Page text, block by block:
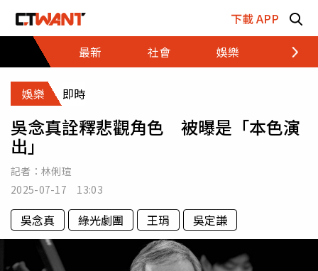
下載 APP
最新
社會 娛樂 財經
娛樂 即時
吳念真詮釋悲觀角色 被曝是「本色演
出」
記者： 林俐瑄
2025-07-17 13:03
吳念真 綠光劇團 王琄 吳定謙